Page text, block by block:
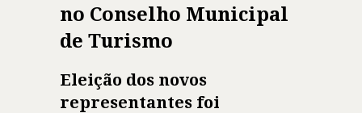
no Conselho Municipal
de Turismo
Eleição dos novos
representantes foi